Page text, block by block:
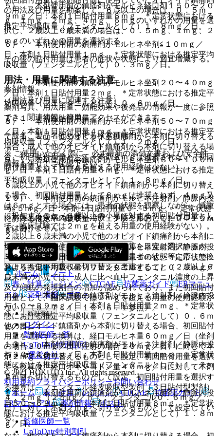
５）． 本剤使用前の鎮痛剤がモルヒネ経口剤１５０〜２０
９ｍｇ／日：本剤１日貼付用量６ｍｇ、＊定常状態における
推定平均吸収量（フェンタニルとして）１．８ｍｇ／日。
６）． 本剤使用前の鎮痛剤がモルヒネ坐剤≦１０ｍｇ／
日：本剤１日貼付用量１ｍｇ、＊定常状態における推定平均
吸収量（フェンタニルとして）０．３ｍｇ／日。
７）． 本剤使用前の鎮痛剤がモルヒネ坐剤２０〜４０ｍｇ
／日：本剤１日貼付用量２ｍｇ、＊定常状態における推定平
均吸収量（フェンタニルとして）０．６ｍｇ／日。
８）． 本剤使用前の鎮痛剤がモルヒネ坐剤５０〜７０ｍｇ
／日：本剤１日貼付用量４ｍｇ、＊定常状態における推定平
均吸収量（フェンタニルとして）１．２ｍｇ／日。
９）． 本剤使用前の鎮痛剤がモルヒネ坐剤８０〜１００ｍ
ｇ／日：本剤１日貼付用量６ｍｇ、＊定常状態における推定
平均吸収量（フェンタニルとして）１．８ｍｇ／日。
１０）． 本剤使用前の鎮痛剤がモルヒネ注射剤／静脈内投
与≦５ｍｇ／日：本剤１日貼付用量０．５ｍｇ、＊定常状態
における推定平均吸収量（フェンタニルとして）０．１５ｍ
ｇ／日。
１１）． 本剤使用前の鎮痛剤がモルヒネ注射剤／静脈内投
与６〜９ｍｇ／日：本剤１日貼付用量１ｍｇ、＊定常状態に
おける推定平均吸収量（フェンタニルとして）０．３ｍｇ／
日。
１２）． 本剤使用前の鎮痛剤がモルヒネ注射剤／静脈内投
与１０〜２９ｍｇ／日：本剤１日貼付用量２ｍｇ、＊定常状
態における推定平均吸収量（フェンタニルとして）０．６ｍ
ｇ／日。
１３）． 本剤使用前の鎮痛剤がモルヒネ注射剤／静脈内投
与３０〜４９ｍｇ／日：本剤１日貼付用量４ｍｇ、＊定常状
態における推定平均吸収量（フェンタニルとして）１．２ｍ
ｇ／日。
１４）． 本剤使用前の鎮痛剤がモルヒネ注射剤／静脈内投
与５０〜６９ｍｇ／日：本剤１日貼付用量６ｍｇ、＊定常状
態における推定平均吸収量（フェンタニルとして）１．８ｍ
ｇ／日。
の用法及び用量を勘案して、６歳以上の場合は、０．５ｍ
ｇ、１ｍｇ、２ｍｇ、４ｍｇ、６ｍｇのいずれかの用量を選
択し、２歳以上６歳未満の場合は、０．５ｍｇ、１ｍｇ、２
ｍｇのいずれかの用量を選択する。
その後の貼付用量は患者の症状や状態により適宜増減する。
用法・用量に関連する注意
（用法及び用量に関連する注意）
７．１． 初回貼付用量
７．１．１． 他のオピオイド鎮痛剤から本剤に切り替える
場合：成人で他のオピオイド鎮痛剤から本剤に切り替える場
合、初回貼付用量として、本剤８ｍｇは推奨されない（初回
貼付用量として６ｍｇを超える使用経験は少ない）。
６歳以上の小児で他のオピオイド鎮痛剤から本剤に切り替え
る場合、初回貼付用量として８ｍｇは推奨されず、４ｍｇ又
は６ｍｇとする場合には、患者の状態を観察しながら、慎重
に投与すること（６歳以上の小児に対する初回貼付用量とし
て、臨床試験では２ｍｇを超える用量の使用経験がない）。
２歳以上６歳未満の小児で他のオピオイド鎮痛剤から本剤に
切り替える場合、初回貼付用量は換算を目安に選択するが、
２ｍｇを超える用量は推奨されず、患者の状態等に応じて換
算よりも低い用量への切り替えも考慮すること（２歳以上６
歳未満の小児では、成人に比べ血中フェンタニル濃度の上昇
及び傾眠の発現割合の増加が認められており、また初回貼付
用量として、臨床試験では２ｍｇを超える用量の使用経験が
ない）〔９．７．１、１６．６．１参照〕。
他のオピオイド鎮痛剤から本剤に切り替える場合、初回貼付
用量を選択する換算は、経口モルヒネ量６０ｍｇ／日（坐剤
の場合３０ｍｇ／日、注射の場合２０ｍｇ／日）に対して本
剤２ｍｇへ切り替えるものとして設定、初回貼付用量を選択
する換算は、経口オキシコドン量４０ｍｇ／日に対して本剤
２ｍｇへ切り替えるものとして設定、初回貼付用量を選択す
る換算は、フェンタニル経皮吸収型製剤（３日貼付型製剤）
４．２ｍｇ（２５μｇ／ｈｒ；フェンタニル０．６ｍｇ／
日）に対して本剤２ｍｇへ切り替えるものとして設定してい
る。
薬剤情報
薬剤写真、用法用量、効能効果や後発品の情報が一度に参照
でき、関連情報へ簡単にアクセスができます。
一般名、製品名どちらでも検索可能！
※ ご使用いただく際に、必ず最新の添付文書および安全性
情報も併せてご確認下さい。
※本製品は疾病の診断・治療・予防を目的としたプログラム
ではありません。
ホーム
ノート
表・計算
レジメン CTCAE 抗菌薬ガイド
ERマニュ
アル
薬剤情報 ポスト
新規登録
ログイン
監修医師一覧
UpToDate特別割引
運営会社
© 2021 HOKUTO Inc. All rights reserved.
利用規約プライバシーポリシーお問い合わせ
ホーム
表・計算 レジメン CTCAE
抗菌薬ガイド
ERマニュアル
薬剤情報 ポスト
監修医師一覧
UpToDate特別割引